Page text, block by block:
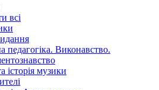
всі
педагогіка. Виконавство.
історія музики